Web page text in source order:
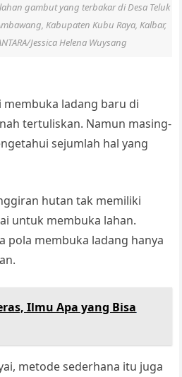
gambut yang terbakar di Desa Teluk
Kabupaten Kubu Raya, Kalbar,
Jessica Helena Wuysang
membuka ladang baru di
tertuliskan. Namun masing-
sejumlah hal yang
hutan tak memiliki
untuk membuka lahan.
pola membuka ladang hanya
Ilmu Apa yang Bisa
metode sederhana itu juga